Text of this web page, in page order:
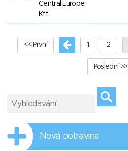
Central Europe
Kft.
<< První 1 2
Poslední >>
Nová potravina